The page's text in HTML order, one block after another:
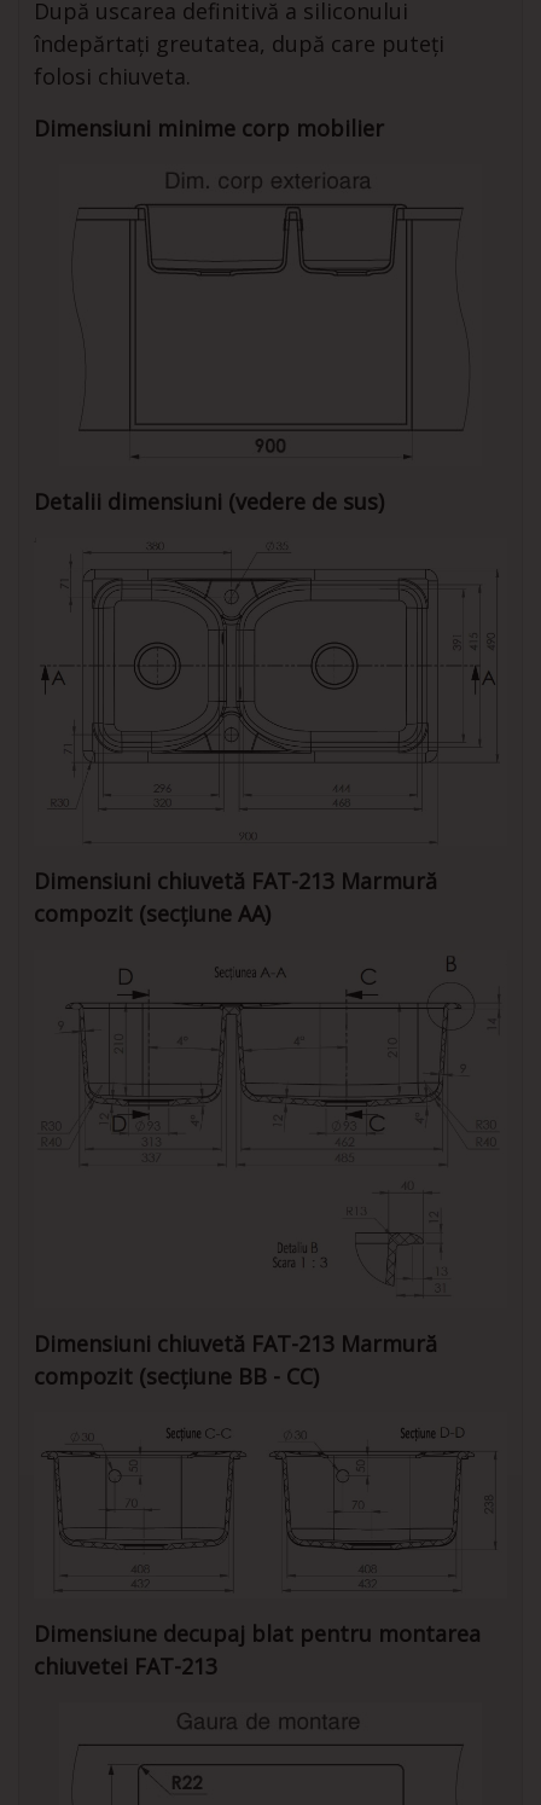
După uscarea definitivă a siliconului
îndepărtați greutatea, după care puteți
folosi chiuveta.
Dimensiuni minime corp mobilier
Detalii dimensiuni (vedere de sus)
Dimensiuni chiuvetă FAT-213 Marmură
compozit (secțiune AA)
Dimensiuni chiuvetă FAT-213 Marmură
compozit (secțiune BB - CC)
Dimensiune decupaj blat pentru montarea
chiuvetei FAT-213